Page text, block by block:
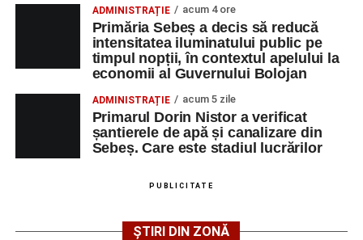
Primăria Sebeș a decis să reducă intensitatea
iluminatului public pe timpul nopții, în contextul
apelului la economii al Guvernului Bolojan
cea de-a III-a ediție a concursului „CicloAventurier
de Sebeș”
Primul concert din cadrul String Symphonic Camp
prevederile Metodologiei-cadru de organizare şi
desfăşurare a competiţiilor şcolare, aprobată prin Ordinul
ministrului educaţiei, cercetării, tineretului şi sportului nr.
3035/2012, cu modificările și completările ulterioare și
este inclus în lista olimpiadelor și concursurilor școlare
organizate și finanțate de Ministerul Educației.
Urmărește-ne pe Google News
ADMINISTRAȚIE acum 4 ore
Primăria Sebeș a decis să reducă
intensitatea iluminatului public pe
timpul nopții, în contextul apelului la
economii al Guvernului Bolojan
ADMINISTRAȚIE acum 5 zile
Primarul Dorin Nistor a verificat
șantierele de apă și canalizare din
Sebeș. Care este stadiul lucrărilor
PUBLICITATE
ȘTIRI DIN ZONĂ